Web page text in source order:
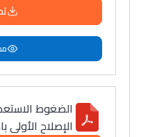
الضغوط
الإصلاح الأولى